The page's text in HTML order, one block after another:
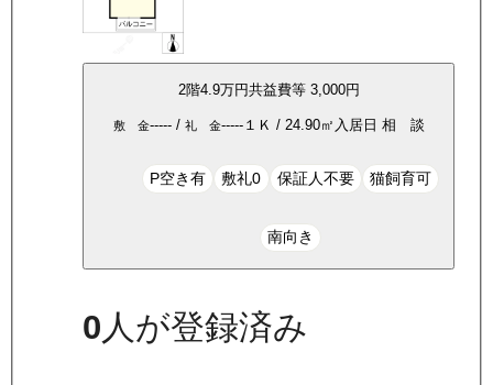
2階4.9万円共益費等 3,000円
敷 金-----/ 礼 金-----１Ｋ / 24.90㎡ 入居日 相 談
P空き有 敷礼0 保証人不要 猫飼育可
南向き
0 人が登録済み